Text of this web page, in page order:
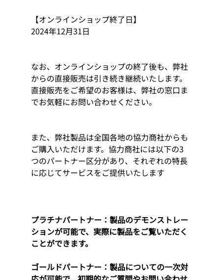
【オンラインショップ終了日】
2024年12月31日
なお、オンラインショップの終了後も、弊社
からの直接販売は引き続き継続いたします。
直接販売をご希望のお客様は、弊社の窓口ま
でお気軽にお問い合わせください。
また、弊社製品は全国各地の協力商社からも
ご購入いただけます。協力商社には以下の3
つのパートナー区分があり、それぞれの特長
に応じてサービスをご提供いたします
プラチナパートナー：製品のデモンストレー
ションが可能で、実際に製品をご覧いただく
ことができます。
ゴールドパートナー：製品についての一次対